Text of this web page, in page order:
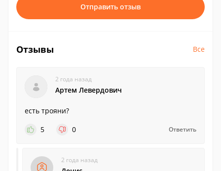
Отправить отзыв
Отзывы Все
2 года назад
Артем Левердович
есть трояни?
5
0 Ответить
2 года назад